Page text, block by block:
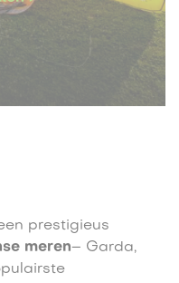
prestigieus
meren– Garda,